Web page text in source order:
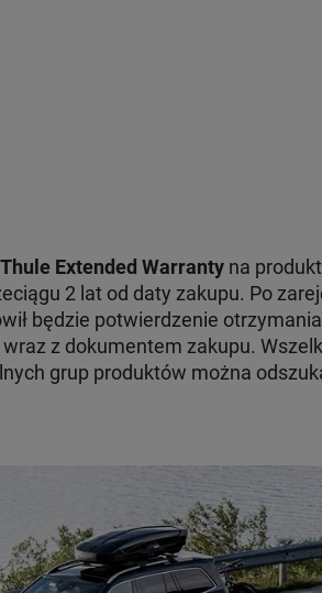
Thule Extended Warrantyna
2 lat od daty zakupu. Po
będzie potwierdzenie
z dokumentem zakupu.
grup produktów można